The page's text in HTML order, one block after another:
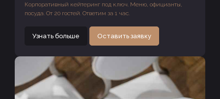
Корпоративный кейтеринг под ключ. Меню, официанты,
посуда. От 20 гостей. Ответим за 1 час.
Узнать больше Оставить заявку